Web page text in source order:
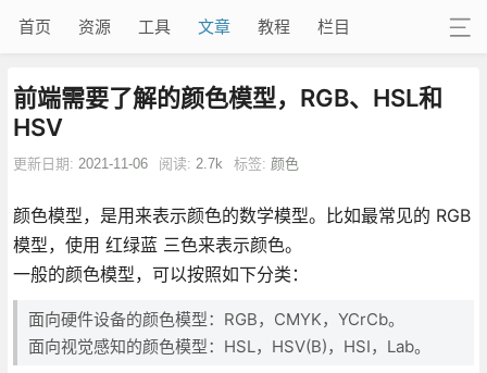
首页 资源 工具 文章 教程 栏目
前端需要了解的颜色模型，RGB、HSL和
HSV
更新日期: 2021-11-06 阅读: 2.7k 标签: 颜色
颜色模型，是用来表示颜色的数学模型。比如最常见的 RGB
模型，使用 红绿蓝 三色来表示颜色。
一般的颜色模型，可以按照如下分类：
面向硬件设备的颜色模型：RGB，CMYK，YCrCb。
面向视觉感知的颜色模型：HSL，HSV(B)，HSI，Lab。